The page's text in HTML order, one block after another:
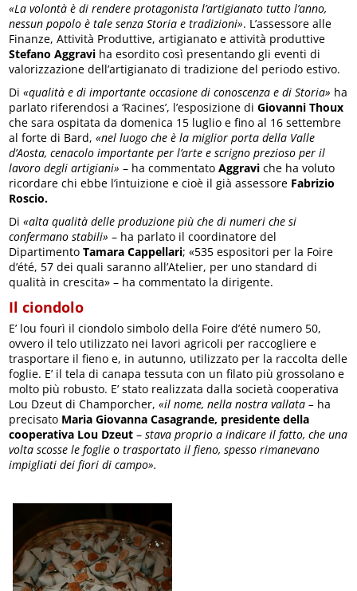
«La volontà è di rendere protagonista l’artigianato tutto l’anno,
nessun popolo è tale senza Storia e tradizioni». L’assessore alle
Finanze, Attività Produttive, artigianato e attività produttive
Stefano Aggravi ha esordito così presentando gli eventi di
valorizzazione dell’artigianato di tradizione del periodo estivo.
Di«qualità e di importante occasione di conoscenza e di Storia» ha
parlato riferendosi a ‘Racines’, l’esposizione diGiovanni Thoux
che sara ospitata da domenica 15 luglio e fino al 16 settembre
al forte di Bard,«nel luogo che è la miglior porta della Valle
d’Aosta, cenacolo importante per l’arte e scrigno prezioso per il
lavoro degli artigiani» – ha commentato Aggravi che ha voluto
ricordare chi ebbe l’intuizione e cioè il già assessore Fabrizio
Roscio.
Di «alta qualità delle produzione più che di numeri che si
confermano stabili» – ha parlato il coordinatore del
DipartimentoTamara Cappellari; «535 espositori per la Foire
d’été, 57 dei quali saranno all’Atelier, per uno standard di
qualità in crescita» – ha commentato la dirigente.
Il ciondolo
E’ lou fourì il ciondolo simbolo della Foire d’été numero 50,
ovvero il telo utilizzato nei lavori agricoli per raccogliere e
trasportare il fieno e, in autunno, utilizzato per la raccolta delle
foglie. E’ il tela di canapa tessuta con un filato più grossolano e
molto più robusto. E’ stato realizzata dalla società cooperativa
Lou Dzeut di Champorcher,«il nome, nella nostra vallata – ha
precisato Maria Giovanna Casagrande, presidente della
cooperativa Lou Dzeut – stava proprio a indicare il fatto, che una
volta scosse le foglie o trasportato il fieno, spesso rimanevano
impigliati dei fiori di campo».